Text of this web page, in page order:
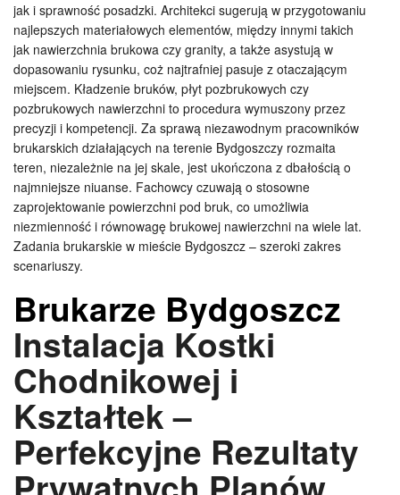
jak i sprawność posadzki. Architekci sugerują w przygotowaniu
najlepszych materiałowych elementów, między innymi takich
jak nawierzchnia brukowa czy granity, a także asystują w
dopasowaniu rysunku, coż najtrafniej pasuje z otaczającym
miejscem. Kładzenie bruków, płyt pozbrukowych czy
pozbrukowych nawierzchni to procedura wymuszony przez
precyzji i kompetencji. Za sprawą niezawodnym pracowników
brukarskich działających na terenie Bydgoszczy rozmaita
teren, niezależnie na jej skale, jest ukończona z dbałością o
najmniejsze niuanse. Fachowcy czuwają o stosowne
zaprojektowanie powierzchni pod bruk, co umożliwia
niezmienność i równowagę brukowej nawierzchni na wiele lat.
Zadania brukarskie w mieście Bydgoszcz – szeroki zakres
scenariuszy.
Brukarze Bydgoszcz
Instalacja Kostki
Chodnikowej i
Kształtek –
Perfekcyjne Rezultaty